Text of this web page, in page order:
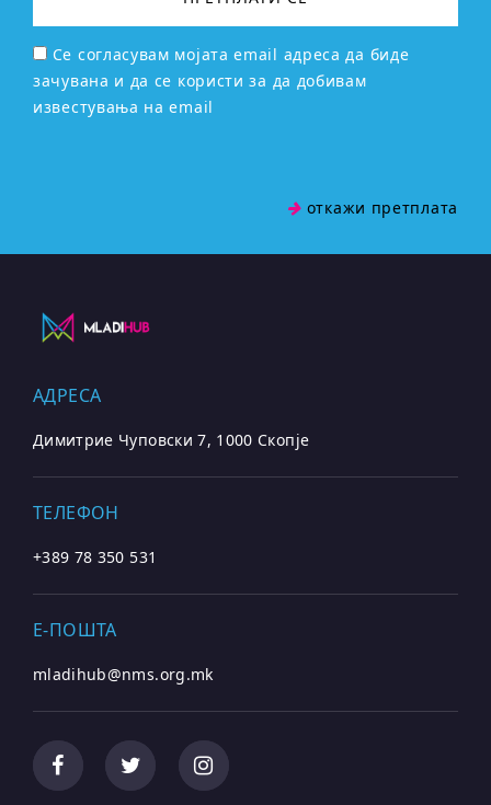
Се согласувам мојата email адреса да биде
зачувана и да се користи за да добивам
известувања на email
откажи претплата
АДРЕСА
Димитрие Чуповски 7, 1000 Скопје
ТЕЛЕФОН
+389 78 350 531
E-ПОШТА
mladihub@nms.org.mk